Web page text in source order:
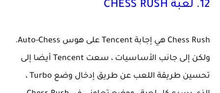
12. لعبة CHESS RUSH
Chess Rush هي إجابة Tencent على هوس Auto-Chess.
ولكن إلى جانب الأساسيات ، سعت Tencent أيضا إلى
تحسين طريقة اللعب عن طريق إدخال وضع Turbo ،